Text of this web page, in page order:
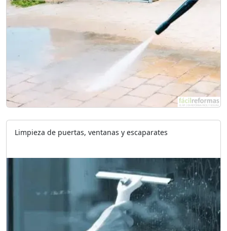
Limpieza de puertas, ventanas y escaparates